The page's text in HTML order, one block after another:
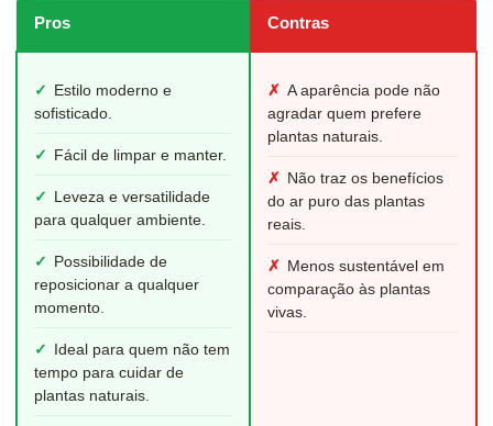
Pros Contras
✓
Estilo moderno e
sofisticado.
✓ Fácil de limpar e manter.
✓
Leveza e versatilidade
para qualquer ambiente.
✓
Possibilidade de
reposicionar a qualquer
momento.
✓
Ideal para quem não tem
tempo para cuidar de
plantas naturais.
✗ A aparência pode não
agradar quem prefere
plantas naturais.
✗ Não traz os benefícios
do ar puro das plantas
reais.
✗ Menos sustentável em
comparação às plantas
vivas.